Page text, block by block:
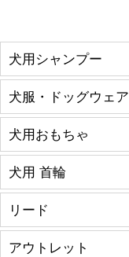
犬用シャンプー
犬服・ドッグウェア
犬用おもちゃ
犬用 首輪
リード
アウトレット